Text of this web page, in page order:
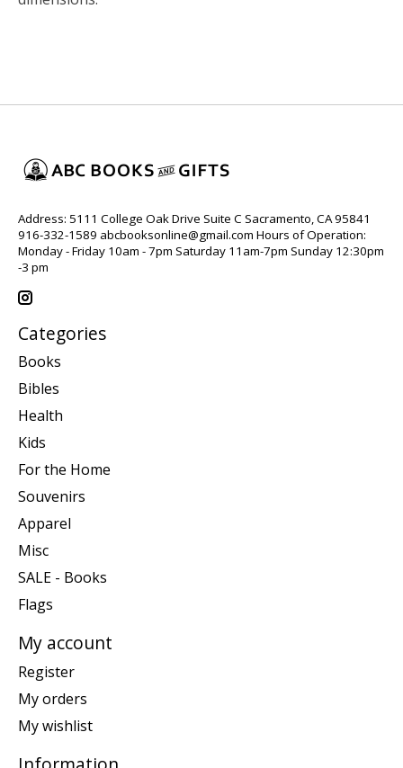
Address: 5111 College Oak Drive Suite C Sacramento, CA 95841
916-332-1589 abcbooksonline@gmail.com Hours of Operation:
Monday - Friday 10am - 7pm Saturday 11am-7pm Sunday 12:30pm
-3 pm
Categories
Books
Bibles
Health
Kids
For the Home
Souvenirs
Apparel
Misc
SALE - Books
Flags
My account
Register
My orders
My wishlist